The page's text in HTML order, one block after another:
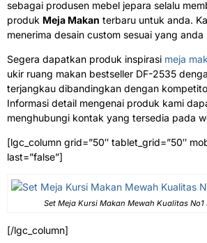
sebagai produsen mebel jepara selalu
produk Meja Makan terbaru untuk anda.
menerima desain custom sesuai yang anda
Segera dapatkan produk inspirasi meja
ukir ruang makan bestseller DF-2535
terjangkau dibandingkan dengan
Informasi detail mengenai produk kami
menghubungi kontak yang tersedia pada
[lgc_column grid=”50″ tablet_grid=”50″
last=”false”]
Set Meja Kursi Makan Mewah Kualitas No1
[/lgc_column]